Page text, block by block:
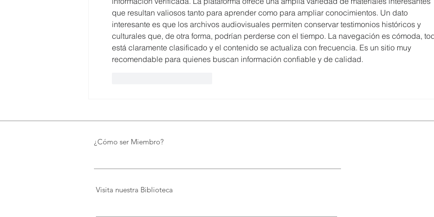
que resultan valiosos tanto para aprender como para ampliar conocimientos. Un dato
interesante es que los archivos audiovisuales permiten conservar testimonios históricos y
culturales que, de otra forma, podrían perderse con el tiempo. La navegación es cómoda,
está claramente clasificado y el contenido se actualiza con frecuencia. Es un sitio muy
recomendable para quienes buscan información confiable y de calidad.
¿Cómo ser Miembro?
Visita nuestra Biblioteca